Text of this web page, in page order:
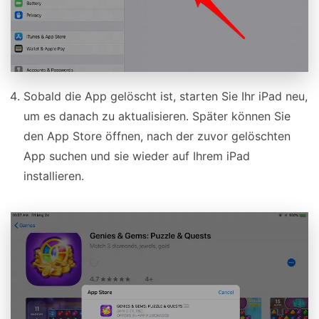
Sobald die App gelöscht ist, starten Sie Ihr iPad neu,
um es danach zu aktualisieren. Später können Sie
den App Store öffnen, nach der zuvor gelöschten
App suchen und sie wieder auf Ihrem iPad
installieren.